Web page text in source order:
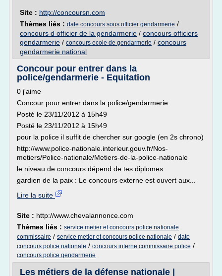
Site : http://concoursn.com
Thèmes liés : date concours sous officier gendarmerie /
concours d officier de la gendarmerie / concours officiers
gendarmerie / concours ecole de gendarmerie / concours
gendarmerie national
Concour pour entrer dans la
police/gendarmerie - Equitation
0 j'aime
Concour pour entrer dans la police/gendarmerie
Posté le 23/11/2012 à 15h49
Posté le 23/11/2012 à 15h49
pour la police il suffit de chercher sur google (en 2s chrono)
http://www.police-nationale.interieur.gouv.fr/Nos-
metiers/Police-nationale/Metiers-de-la-police-nationale
le niveau de concours dépend de tes diplomes
gardien de la paix : Le concours externe est ouvert aux...
Lire la suite
Site : http://www.chevalannonce.com
Thèmes liés : service metier et concours police nationale
commissaire / service metier et concours police nationale / date
concours police nationale / concours interne commissaire police /
concours police gendarmerie
Les métiers de la défense nationale |